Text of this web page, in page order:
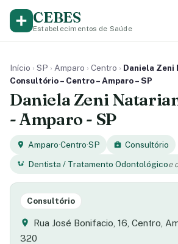
CEBES
Estabelecimentos de Saúde
Início › SP › Amparo › Centro › Daniela Zeni
Consultório – Centro – Amparo – SP
Daniela Zeni
- Amparo - SP
Amparo·Centro·SP
Consultório
Dentista / Tratamento Odontológicoe
Consultório
Rua José Bonifacio, 16, Centro,
320